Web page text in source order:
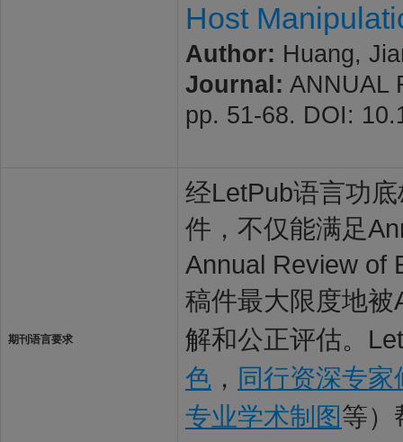
Host
Author: Huang,
Journal: ANNUAL
pp. 51-68. DOI:
期刊语言要求
经LetPub语言功
件，不仅能满足
Annual Review of
稿件最大限度地
解和公正评估。
色 ， 同行资深专家
专业学术制图等）